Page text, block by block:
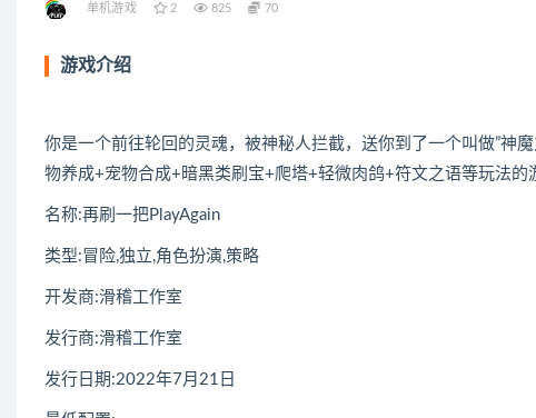
单机游戏 2 825 70
游戏介绍
你是一个前往轮回的灵魂，被神秘人拦截，送你到了一个叫做”神
物养成+宠物合成+暗黑类刷宝+爬塔+轻微肉鸽+符文之语等玩法的
名称:再刷一把PlayAgain
类型:冒险,独立,角色扮演,策略
开发商:滑稽工作室
发行商:滑稽工作室
发行日期:2022年7月21日